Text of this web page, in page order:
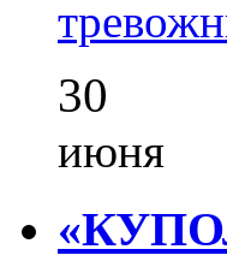
30
июня